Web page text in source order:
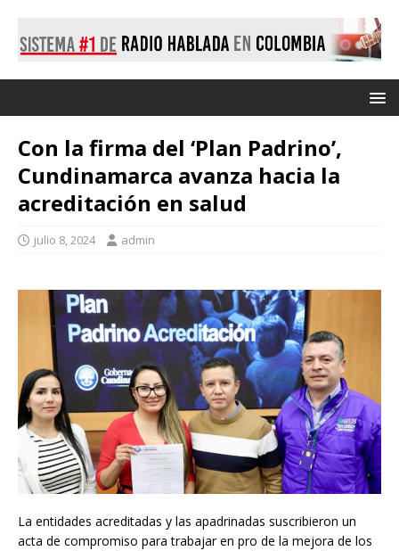
Con la firma del ‘Plan Padrino’,
Cundinamarca avanza hacia la
acreditación en salud
julio 8, 2024 admin
La entidades acreditadas y las apadrinadas suscribieron un
acta de compromiso para trabajar en pro de la mejora de los